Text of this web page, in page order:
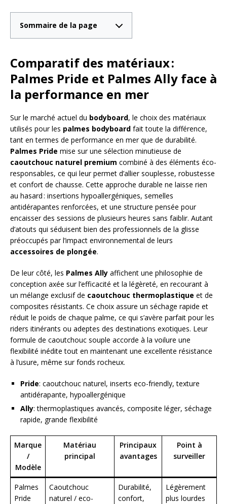
Sommaire de la page
Comparatif des matériaux :
Palmes Pride et Palmes Ally face à
la performance en mer
Sur le marché actuel du bodyboard, le choix des matériaux
utilisés pour les palmes bodyboard fait toute la différence,
tant en termes de performance en mer que de durabilité.
Palmes Pride mise sur une sélection minutieuse de
caoutchouc naturel premium combiné à des éléments éco-
responsables, ce qui leur permet d’allier souplesse, robustesse
et confort de chausse. Cette approche durable ne laisse rien
au hasard : insertions hypoallergéniques, semelles
antidérapantes renforcées, et une structure pensée pour
encaisser des sessions de plusieurs heures sans faiblir. Autant
d’atouts qui séduisent bien des professionnels de la glisse
préoccupés par l’impact environnemental de leurs
accessoires de plongée.
De leur côté, les Palmes Ally affichent une philosophie de
conception axée sur l’efficacité et la légèreté, en recourant à
un mélange exclusif de caoutchouc thermoplastique et de
composites résistants. Ce choix assure un séchage rapide et
réduit le poids de chaque palme, ce qui s’avère parfait pour les
riders itinérants ou adeptes des destinations exotiques. Leur
formule de caoutchouc souple accorde à la voilure une
flexibilité inédite tout en maintenant une excellente résistance
à l’usure, même sur fonds rocheux.
Pride: caoutchouc naturel, inserts eco-friendly, texture
antidérapante, hypoallergénique
Ally: thermoplastiques avancés, composite léger, séchage
rapide, grande flexibilité
Marque
/
Modèle
Matériau
principal
Principaux
avantages
Point à
surveiller
Palmes
Pride
Caoutchouc
naturel / eco-
Durabilité,
confort,
Légèrement
plus lourdes